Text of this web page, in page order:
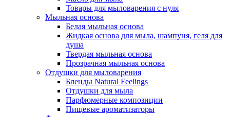
Товары для мыловарения с нуля
Мыльная основа
Белая мыльная основа
Жидкая основа для мыла, шампуня, геля для
душа
Твердая мыльная основа
Прозрачная мыльная основа
Отдушки для мыловарения
Бленды Natural Feelings
Отдушки для мыла
Парфюмерные композиции
Пищевые ароматизаторы